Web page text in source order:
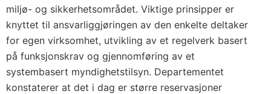
miljø- og sikkerhetsområdet. Viktige prinsipper er
knyttet til ansvarliggjøringen av den enkelte deltaker
for egen virksomhet, utvikling av et regelverk basert
på funksjonskrav og gjennomføring av et
systembasert myndighetstilsyn. Departementet
konstaterer at det i dag er større reservasjoner